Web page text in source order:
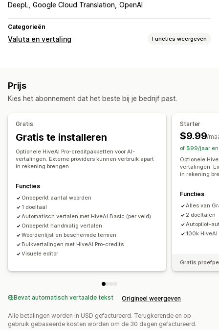
DeepL Google Cloud Translation OpenAI
Categorieën
Valuta en vertaling Functies weergeven
Vertalingen automatisch synchroniseren
Vertaling van afbeeldingen Handmatige vertaling
Terminologiebeheer
Prijs
Kies het abonnement dat het beste bij je bedrijf past.
Gratis
Gratis te installeren
Optionele HiveAI Pro-creditpakketten voor AI-
vertalingen. Externe providers kunnen verbruik apart
in rekening brengen.
Functies
Onbeperkt aantal woorden
1 doeltaal
Automatisch vertalen met HiveAI Basic (per veld)
Onbeperkt handmatig vertalen
Woordenlijst en beschermde termen
Bulkvertalingen met HiveAI Pro-credits
Visuele editor
Starter
$9.99/
of $99/jaar en
Optionele
vertalingen.
in rekening
Functies
Alles van
2 doeltalen
Autopilot-
100k
Gratis
Bevat automatisch vertaalde tekst Origineel weergeven
Alle betalingen worden in USD gefactureerd. Terugkerende en op
gebruik gebaseerde kosten worden om de 30 dagen gefactureerd.